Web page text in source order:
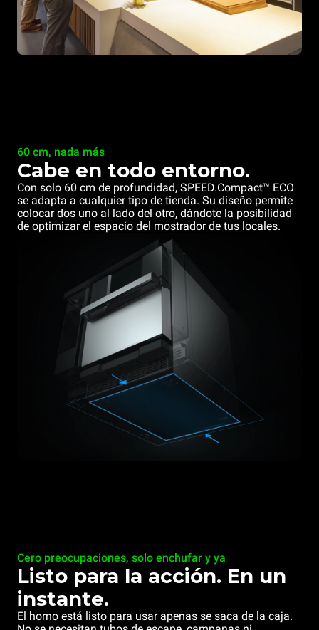
60 cm, nada más
Cabe en todo entorno.
Con solo 60 cm de profundidad, SPEED.Compact™ ECO
se adapta a cualquier tipo de tienda. Su diseño permite
colocar dos uno al lado del otro, dándote la posibilidad
de optimizar el espacio del mostrador de tus locales.
Cero preocupaciones, solo enchufar y ya
Listo para la acción. En un
instante.
El horno está listo para usar apenas se saca de la caja.